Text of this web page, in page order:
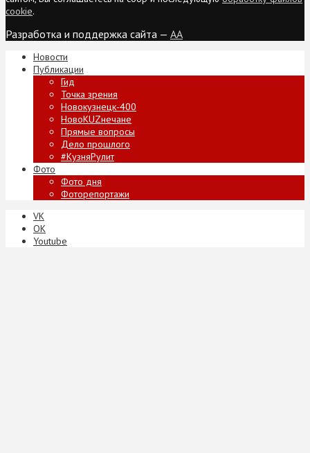
cookie.
Разработка и поддержка сайта — AA
Новости
Публикации
Гид
Точка зрения
Новокузнецк-400
НовоKUZнечане
Прямые вопросы
Дело прошлого
#КузняРулит
Фото
Фото дня
Фоторепортажи
VK
ОК
Youtube